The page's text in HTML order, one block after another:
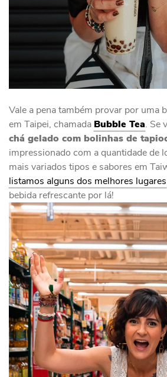
Vale a pena também provar por uma
em Taipei, chamada Bubble Tea. Se
chá gelado com bolinhas de
impressionado com a quantidade de
mais variados tipos e sabores em
listamos alguns dos melhores lugares
bebida refrescante por lá!